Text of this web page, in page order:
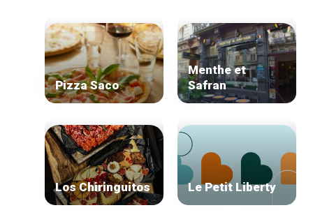
Pizza Saco
Menthe et
Safran
Los Chiringuitos Le Petit Liberty